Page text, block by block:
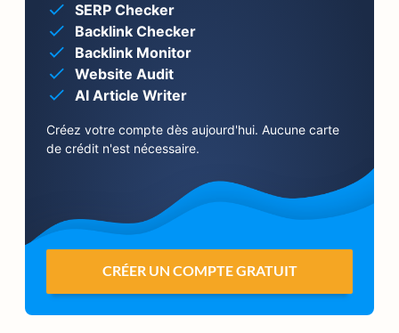
SERP Checker
Backlink Checker
Backlink Monitor
Website Audit
AI Article Writer
Créez votre compte dès aujourd'hui. Aucune carte
de crédit n'est nécessaire.
CRÉER UN COMPTE GRATUIT